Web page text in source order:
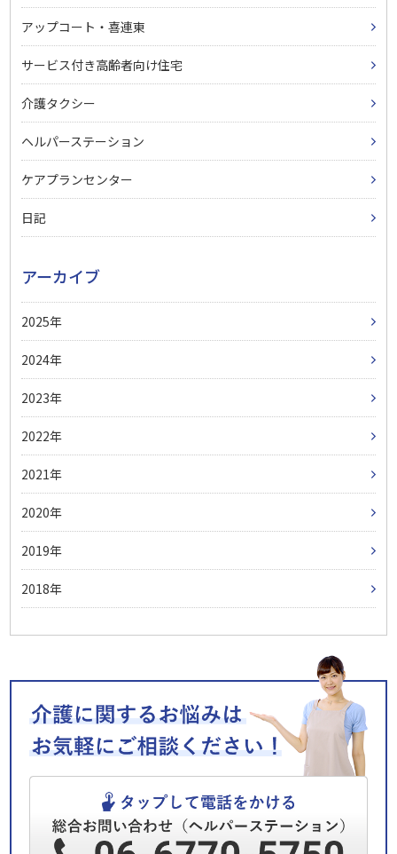
アップコート・喜連東
サービス付き高齢者向け住宅
介護タクシー
ヘルパーステーション
ケアプランセンター
日記
アーカイブ
2025
2024
2023
2022
2021
2020
2019
2018